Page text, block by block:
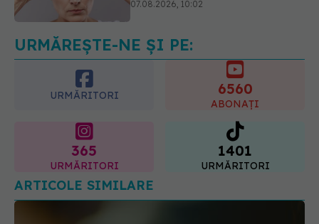
la sân. Am intrat în metastază
URMĂREȘTE-NE ȘI PE:
URMĂRITORI 6560
ABONAȚI
365
URMĂRITORI
1401
URMĂRITORI
ARTICOLE SIMILARE